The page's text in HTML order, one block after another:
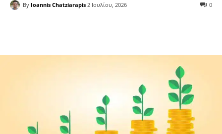
By Ioannis Chatziarapis 2 Ιουλίου, 2026 0